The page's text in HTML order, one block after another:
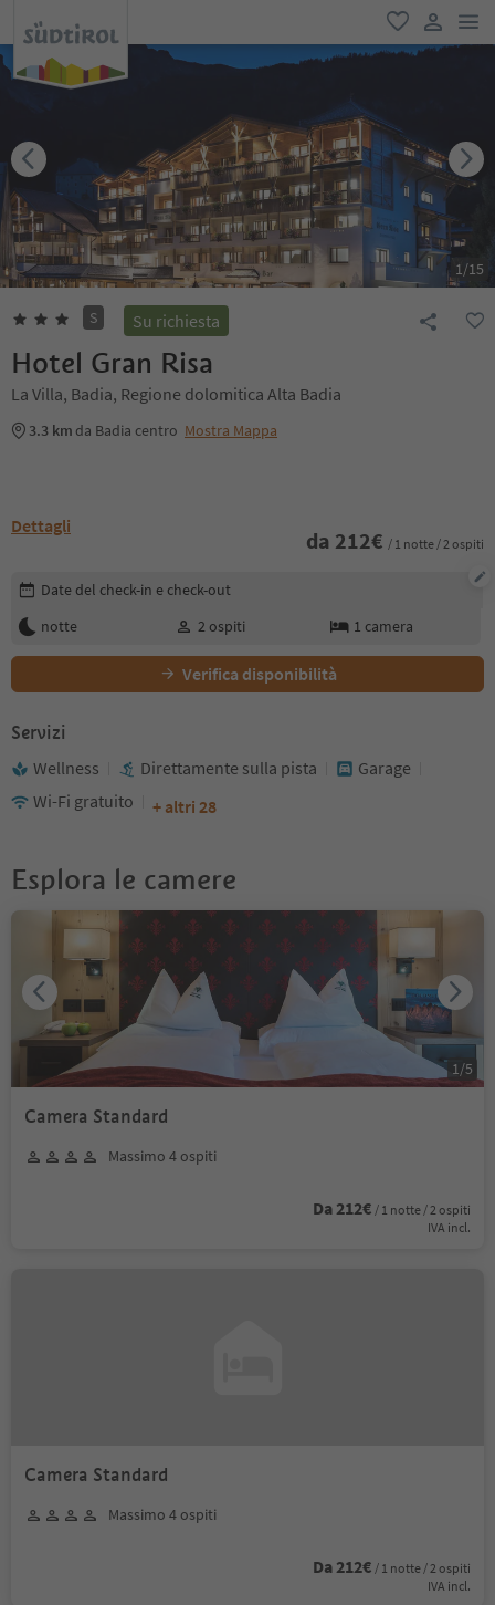
favoriti
user link
1/15
S Su richiesta
Hotel Gran Risa
La Villa, Badia, Regione dolomitica Alta Badia
3.3 km da Badia centro Mostra Mappa
Dettagli
da 212€ / 1 notte / 2 ospiti
Modifica i dettagli della prenotazione
Date del check-in e check-out
notte
2 ospiti 1 camera
Verifica disponibilità
Servizi
Wellness Direttamente sulla pista
Garage
Wi-Fi gratuito
+ altri 28
Esplora le camere
Camera Standard
Massimo 4 ospiti
Da 212€ / 1 notte / 2 ospiti
IVA incl.
1/5
Camera Standard
Massimo 4 ospiti
Da 212€ / 1 notte / 2 ospiti
IVA incl.